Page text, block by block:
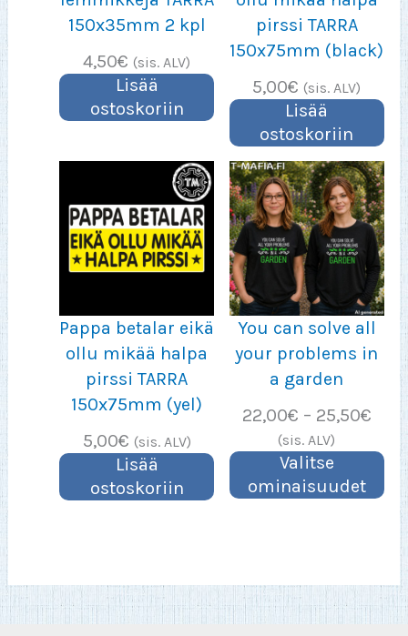
150x35mm 2 kpl
4,50€ (sis. ALV)
Lisää
ostoskoriin
pirssi TARRA
150x75mm (black)
5,00€ (sis. ALV)
Lisää
ostoskoriin
Pappa betalar eikä
ollu mikää halpa
pirssi TARRA
150x75mm (yel)
5,00€ (sis. ALV)
Lisää
ostoskoriin
You can solve all
your problems in
a garden
22,00€ – 25,50€
(sis. ALV)
Valitse
ominaisuudet